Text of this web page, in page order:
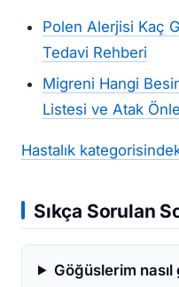
Polen Alerjisi Kaç
Tedavi Rehberi
Migreni Hangi
Listesi ve Atak
Hastalık
Sıkça Sorulan
Göğüslerim